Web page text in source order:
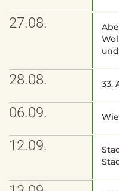
27.08.
28.08. 33.
06.09.
12.09.